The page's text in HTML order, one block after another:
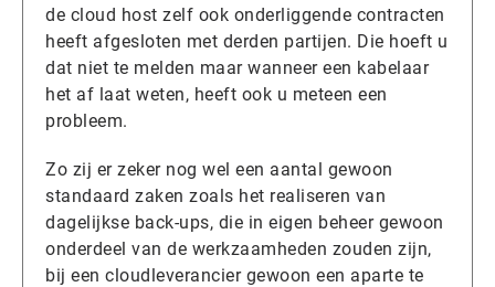
de cloud host zelf ook onderliggende contracten
heeft afgesloten met derden partijen. Die hoeft u
dat niet te melden maar wanneer een kabelaar
het af laat weten, heeft ook u meteen een
probleem.
Zo zij er zeker nog wel een aantal gewoon
standaard zaken zoals het realiseren van
dagelijkse back-ups, die in eigen beheer gewoon
onderdeel van de werkzaamheden zouden zijn,
bij een cloudleverancier gewoon een aparte te